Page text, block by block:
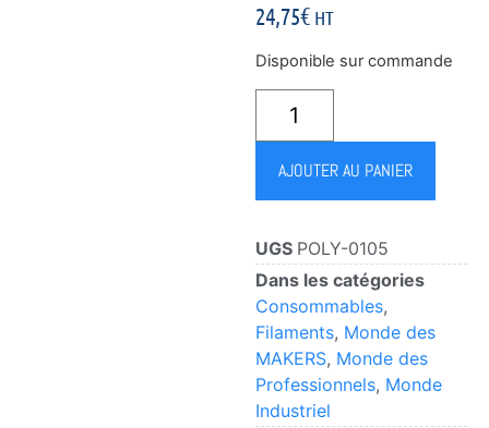
24,75€ HT
Disponible sur commande
AJOUTER AU PANIER
UGS POLY-0105
Dans les catégories
Consommables,
Filaments, Monde des
MAKERS, Monde des
Professionnels, Monde
Industriel